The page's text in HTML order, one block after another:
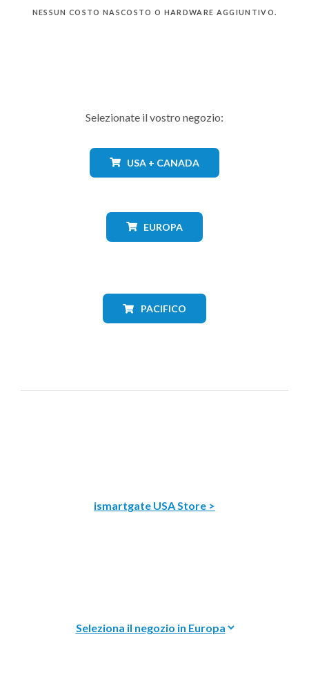
NESSUN COSTO NASCOSTO O HARDWARE AGGIUNTIVO.
Selezionate il vostro negozio:
USA + CANADA
EUROPA
PACIFICO
ismartgate USA Store >